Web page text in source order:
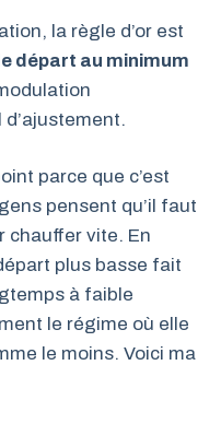
la règle d’or est
départ au minimum
parce que c’est
pensent qu’il faut
chauffer vite. En
plus basse fait
à faible
le régime où elle
le moins. Voici ma